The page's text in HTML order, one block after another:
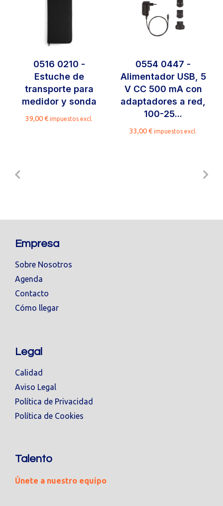
0516 0210 -
Estuche de
transporte para
medidor y sonda
39,00€ impuestos excl.
0554 0447 -
Alimentador USB, 5
V CC 500 mA con
adaptadores a red,
100-25...
33,00€ impuestos excl.
Empresa
Sobre Nosotros
Agenda
Contacto
Cómo llegar
Legal
Calidad
Aviso Legal
Política de Privacidad
Política de Cookies
Talento
Únete a nuestro equipo